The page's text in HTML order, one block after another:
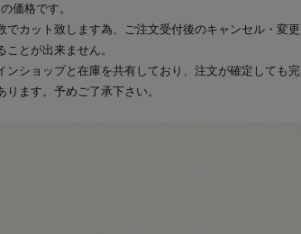
価格です。
でカット致します為、ご注文受付後のキャンセル・変更
とが出来ません。
ンショップと在庫を共有しており、注文が確定しても完
ります。予めご了承下さい。